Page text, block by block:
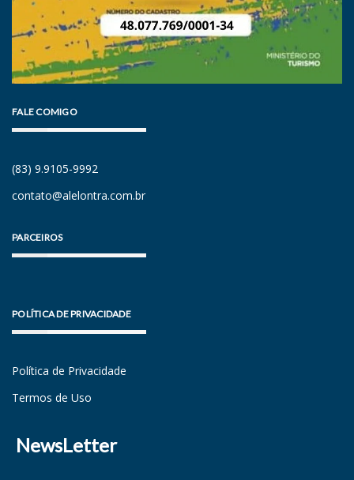
FALE COMIGO
(83) 9.9105-9992
contato@alelontra.com.br
PARCEIROS
POLÍTICA DE PRIVACIDADE
Política de Privacidade
Termos de Uso
NewsLetter